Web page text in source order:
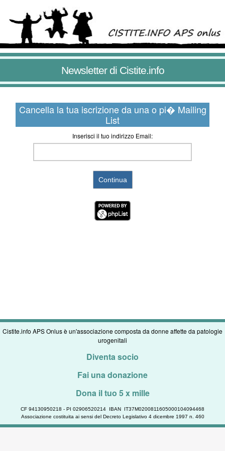
Newsletter di Cistite.info
Cancella la tua iscrizione da una o pi� Mailing
List
Inserisci il tuo indirizzo Email:
Cistite.info APS Onlus è un'associazione composta da donne affette da patologie
urogenitali
Diventa socio
Fai una donazione
Dona il tuo 5 x mille
CF 94130950218 - PI 02906520214 IBAN IT37M0200811605000104094468
Associazione costituita ai sensi del Decreto Legislativo 4 dicembre 1997 n. 460